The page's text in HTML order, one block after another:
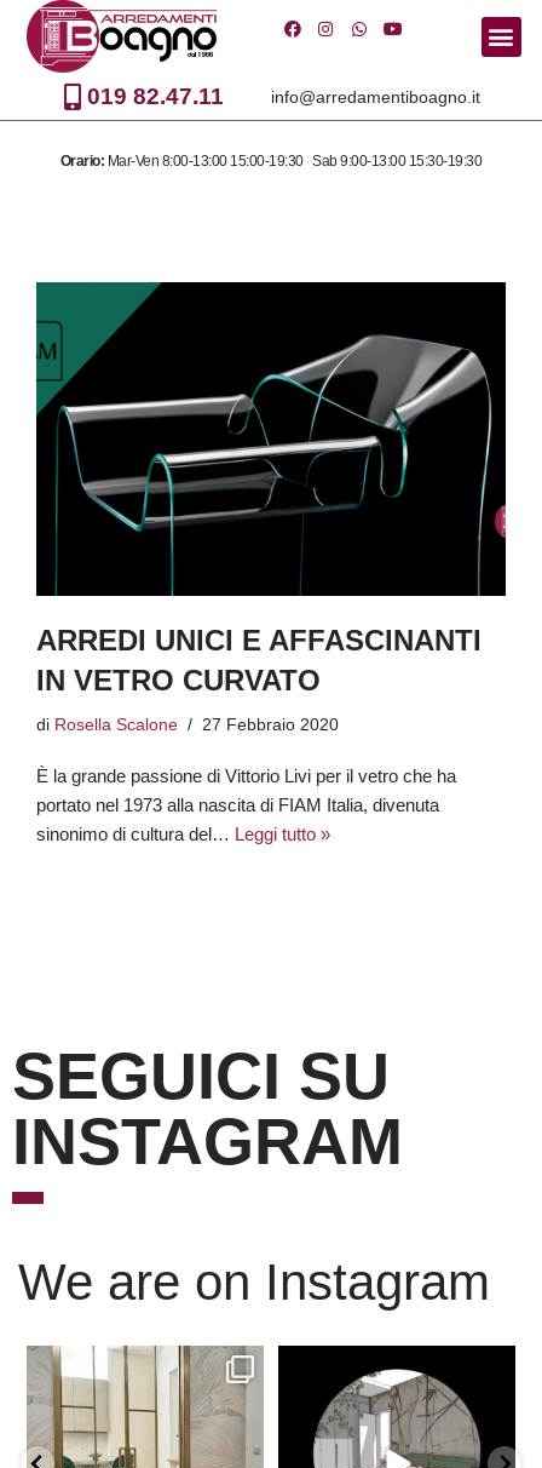
Vai
contenuto
019 82.47.11 info@arredamentiboagno.it
Orario: Mar-Ven 8:00-13:00 15:00-19:30 Sab 9:00-13:00 15:30-19:30
ARREDI UNICI E AFFASCINANTI
IN VETRO CURVATO
di Rosella Scalone 27 Febbraio 2020
È la grande passione di Vittorio Livi per il vetro che ha
portato nel 1973 alla nascita di FIAM Italia, divenuta
sinonimo di cultura del… Leggi tutto »
SEGUICI SU
INSTAGRAM
We are on Instagram
Scopri l’eleganza senza
tempo delle porte ...
È ora di andare a dormire..
Niente di meglio di